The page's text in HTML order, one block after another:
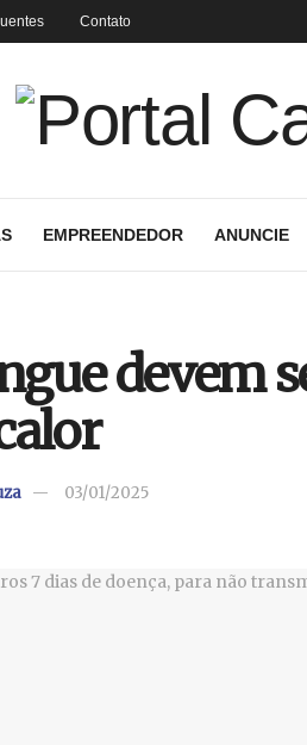
Contato
EMPREENDEDOR ANUNCIE
devem
03/01/2025